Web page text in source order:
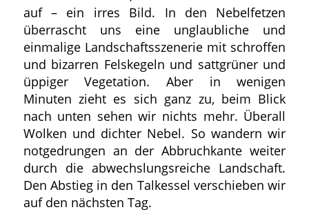
auf – ein irres Bild. In den Nebelfetzen
überrascht uns eine unglaubliche und
einmalige Landschaftsszenerie mit schroffen
und bizarren Felskegeln und sattgrüner und
üppiger Vegetation. Aber in wenigen
Minuten zieht es sich ganz zu, beim Blick
nach unten sehen wir nichts mehr. Überall
Wolken und dichter Nebel. So wandern wir
notgedrungen an der Abbruchkante weiter
durch die abwechslungsreiche Landschaft.
Den Abstieg in den Talkessel verschieben wir
auf den nächsten Tag.